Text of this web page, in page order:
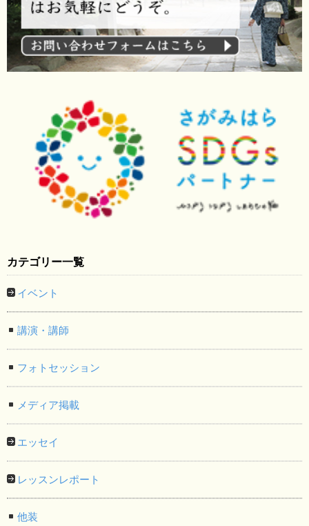
カテゴリー一覧
イベント
講演・講師
フォトセッション
メディア掲載
エッセイ
レッスンレポート
他装